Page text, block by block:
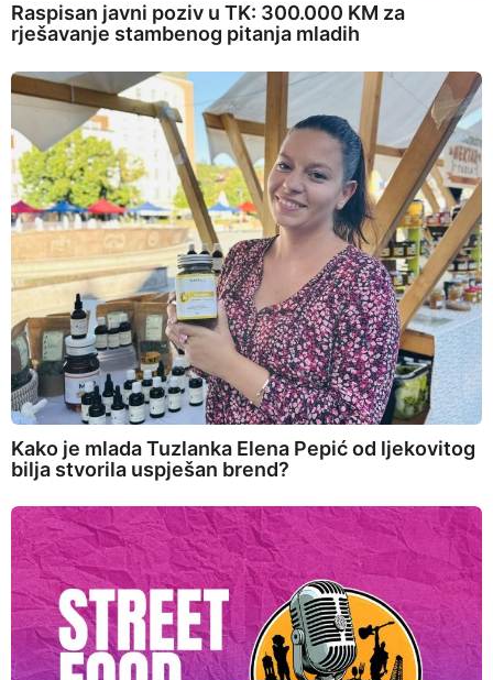
Raspisan javni poziv u TK: 300.000 KM za
rješavanje stambenog pitanja mladih
Kako je mlada Tuzlanka Elena Pepić od ljekovitog
bilja stvorila uspješan brend?